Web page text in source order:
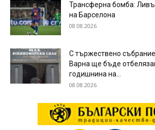
Трансферна бомба:
на Барселона
08.08.2026
С тържествено
Варна ще бъде
годишнина на...
08.08.2026